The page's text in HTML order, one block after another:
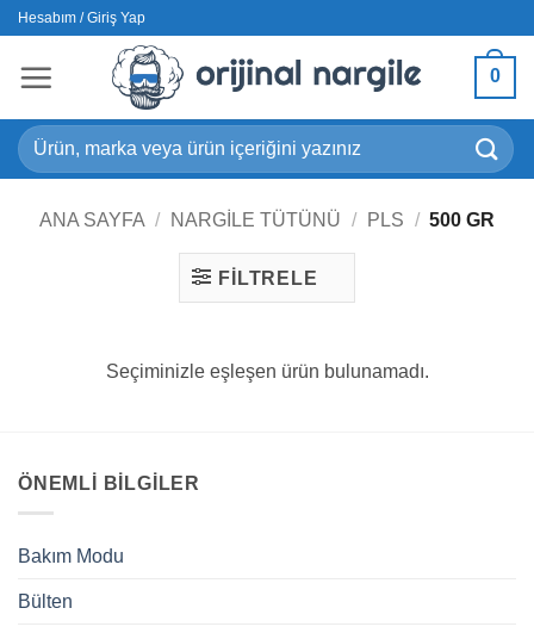
İçeriğe
Hesabım / Giriş Yap
0
Ara:
ANA SAYFA / NARGILE TÜTÜNÜ / PLS / 500 GR
FILTRELE
Seçiminizle eşleşen ürün bulunamadı.
ÖNEMLI BILGILER
Bakım Modu
Bülten